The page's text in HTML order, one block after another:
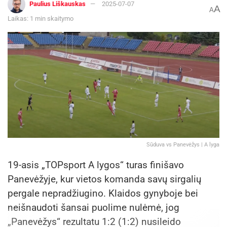
gyvenamosios vietos neturinčių asmenų
apskaitą Molėtų rajono savivaldybėje, ir neįtraukti
į gyvenamosios vietos neturinčių asmenų
apskaitą, – pagal faktinę gyvenamąją vietą,
kurios teritorijoje faktiškai gyvena arba
mokyklos, kurioje mokinys mokosi ar kuri
organizuoja vasaros poilsio stovyklas,
administraciją.
Prašymas gali būti pateiktas asmeniškai, paštu,
elektroniniu būdu, kai valstybės elektroninės
paslauga, arba per atstovą. Kai prašymas
teikiamas per atstovą, nurodomi atstovo
duomenys, nustatyti įstatymo 10 straipsnio 2
dalyje.
Paulius Liškauskas
2025-07-07
Laikas: 1 min skaitymo
AA
Sūduva vs Panevėžys | A lyga
19-asis „TOPsport A lygos“ turas finišavo
Panevėžyje, kur vietos komanda savų sirgalių
pergale nepradžiugino. Klaidos gynyboje bei
neišnaudoti šansai puolime nulėmė, jog
„Panevėžys“ rezultatu 1:2 (1:2) nusileido